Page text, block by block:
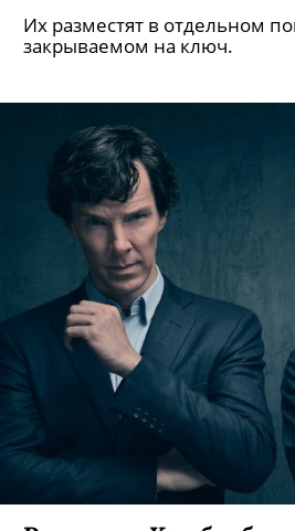
Их разместят в отдельном
закрываемом на ключ.